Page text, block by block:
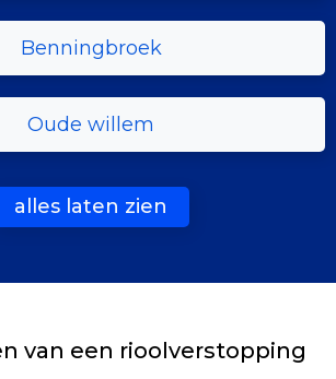
Benningbroek
Oude willem
alles laten zien
van een rioolverstopping